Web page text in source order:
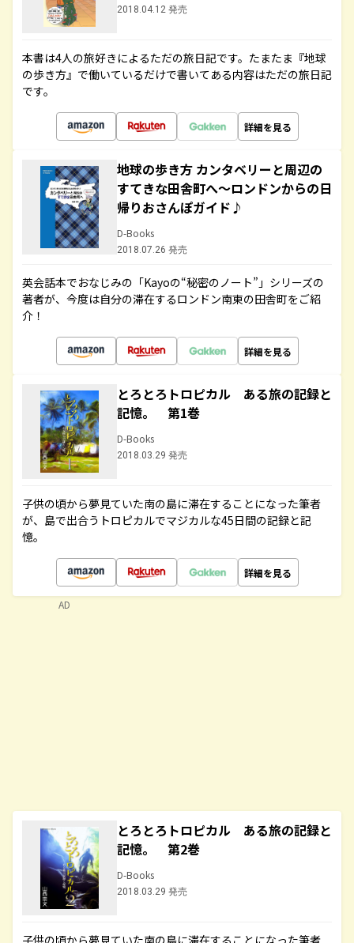
2018.04.12 発売
本書は4人の旅好きによるただの旅日記です。たまたま『地球
の歩き方』で働いているだけで書いてある内容はただの旅日記
です。
詳細を見る
地球の歩き方 カンタベリーと周辺の
すてきな田舎町へ～ロンドンからの日
帰りおさんぽガイド♪
D-Books
2018.07.26 発売
英会話本でおなじみの「Kayoの“秘密のノート”」シリーズの
著者が、今度は自分の滞在するロンドン南東の田舎町をご紹
介！
詳細を見る
とろとろトロピカル ある旅の記録と
記憶。 第1巻
D-Books
2018.03.29 発売
子供の頃から夢見ていた南の島に滞在することになった筆者
が、島で出合うトロピカルでマジカルな45日間の記録と記
憶。
詳細を見る
とろとろトロピカル ある旅の記録と
記憶。 第2巻
D-Books
2018.03.29 発売
子供の頃から夢見ていた南の島に滞在することになった筆者
AD